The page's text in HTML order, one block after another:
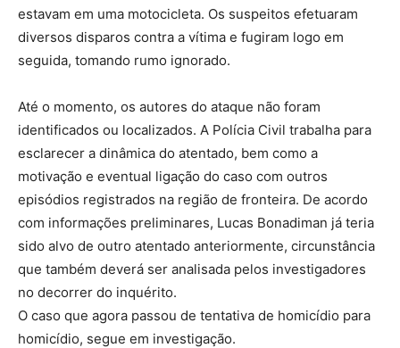
estavam em uma motocicleta. Os suspeitos efetuaram
diversos disparos contra a vítima e fugiram logo em
seguida, tomando rumo ignorado.
Até o momento, os autores do ataque não foram
identificados ou localizados. A Polícia Civil trabalha para
esclarecer a dinâmica do atentado, bem como a
motivação e eventual ligação do caso com outros
episódios registrados na região de fronteira. De acordo
com informações preliminares, Lucas Bonadiman já teria
sido alvo de outro atentado anteriormente, circunstância
que também deverá ser analisada pelos investigadores
no decorrer do inquérito.
O caso que agora passou de tentativa de homicídio para
homicídio, segue em investigação.